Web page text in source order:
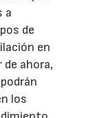
a
de
en
ahora,
los